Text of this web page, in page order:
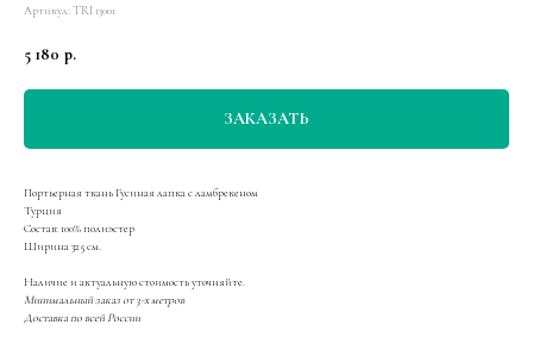
Артикул:TRI 13001
5 180 р.
ЗАКАЗАТЬ
Портьерная ткань Гусиная лапка с ламбрекеном
Турция
Состав: 100% полиэстер
Ширина 325 см.
Наличие и актуальную стоимость уточняйте.
Минимальный заказ от 3-х метров
Доставка по всей России